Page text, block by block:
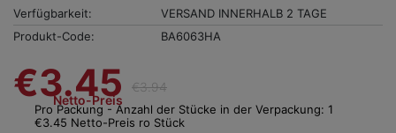
Verfügbarkeit:
VERSAND INNERHALB 2 TAGE
Produkt-Code:
BA6063HA
€3.45
Netto-Preis
€3.94
Pro Packung - Anzahl der Stücke in der Verpackung: 1
€3.45 Netto-Preis ro Stück